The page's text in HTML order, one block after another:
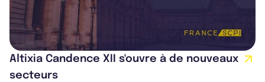
Altixia Candence XII s'ouvre à de nouveaux
secteurs